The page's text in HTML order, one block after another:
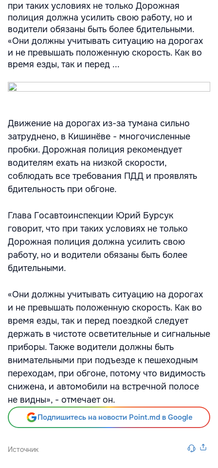
при таких условиях не только Дорожная
полиция должна усилить свою работу, но и
водители обязаны быть более бдительными.
«Они должны учитывать ситуацию на дорогах
и не превышать положенную скорость. Как во
время езды, так и перед ...
Движение на дорогах из-за тумана сильно
затруднено, в Кишинёве - многочисленные
пробки. Дорожная полиция рекомендует
водителям ехать на низкой скорости,
соблюдать все требования ПДД и проявлять
бдительность при обгоне.
Глава Госавтоинспекции Юрий Бурсук
говорит, что при таких условиях не только
Дорожная полиция должна усилить свою
работу, но и водители обязаны быть более
бдительными.
«Они должны учитывать ситуацию на дорогах
и не превышать положенную скорость. Как во
время езды, так и перед поездкой следует
держать в чистоте осветительные и сигнальные
приборы. Также водители должны быть
внимательными при подъезде к пешеходным
переходам, при обгоне, потому что видимость
снижена, и автомобили на встречной полосе
не видны», - отмечает он.
Подпишитесь на новости Point.md в Google
Источник